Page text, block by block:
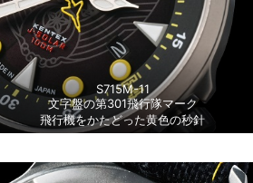
S715M-11
文字盤の第301飛行隊マーク
飛行機をかたどった黄色の秒針